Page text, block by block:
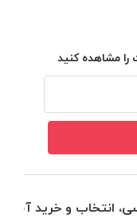
مشاهده کنید
انتخاب و خرید